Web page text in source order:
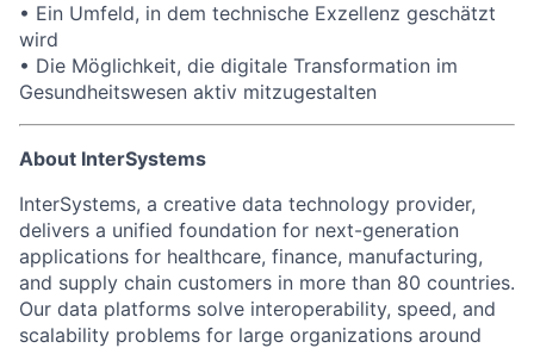
• Ein Umfeld, in dem technische Exzellenz geschätzt
wird
• Die Möglichkeit, die digitale Transformation im
Gesundheitswesen aktiv mitzugestalten
About InterSystems
InterSystems, a creative data technology provider,
delivers a unified foundation for next-generation
applications for healthcare, finance, manufacturing,
and supply chain customers in more than 80 countries.
Our data platforms solve interoperability, speed, and
scalability problems for large organizations around